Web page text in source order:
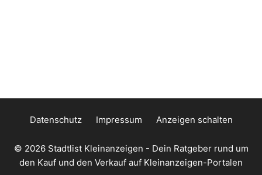
Datenschutz Impressum Anzeigen schalten
© 2026 Stadtlist Kleinanzeigen - Dein Ratgeber rund um
den Kauf und den Verkauf auf Kleinanzeigen-Portalen